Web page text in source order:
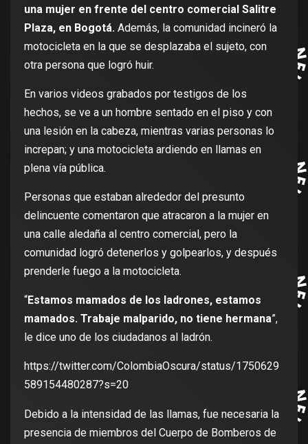
una mujer en frente del centro comercial Salitre
Plaza, en Bogotá. Además, la comunidad incineró la
motocicleta en la que se desplazaba el sujeto, con
otra persona que logró huir.
En varios videos grabados por testigos de los
hechos, se ve a un hombre sentado en el piso y con
una lesión en la cabeza, mientras varias personas lo
increpan; y una motocicleta ardiendo en llamas en
plena vía pública.
Personas que estaban alrededor del presunto
delincuente comentaron que atracaron a la mujer en
una calle aledaña al centro comercial, pero la
comunidad logró detenerlos y golpearlos, y después
prenderle fuego a la motocicleta.
“Estamos mamados de los ladrones, estamos
mamados. Trabaje malparido, no tiene hermana”,
le dice uno de los ciudadanos al ladrón.
https://twitter.com/ColombiaOscura/status/1750629
589154480287?s=20
Debido a la intensidad de las llamas, fue necesaria la
presencia de miembros del Cuerpo de Bomberos de